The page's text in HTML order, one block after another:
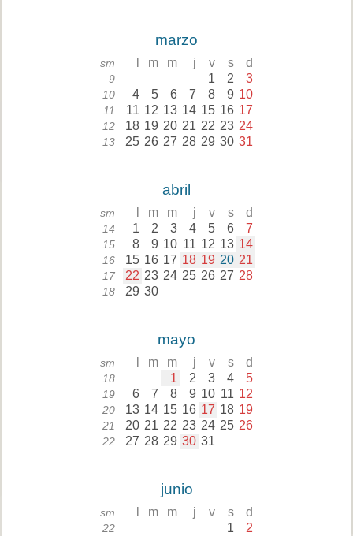
marzo
sm m m j v s d
9 1 2 3
10 4 5 6 7 8 9 10
11 11 12 13 14 15 16 17
12 18 19 20 21 22 23 24
13 25 26 27 28 29 30 31
abril
sm m m j v s d
14 1 2 3 4 5 6 7
15 8 9 10 11 12 13 14
16 15 16 17 18 19 20 21
17 22 23 24 25 26 27 28
18 29 30
mayo
sm m m j v s d
18 1 2 3 4 5
19 6 7 8 9 10 11 12
20 13 14 15 16 17 18 19
21 20 21 22 23 24 25 26
22 27 28 29 30 31
junio
sm m m j v s d
22 1 2